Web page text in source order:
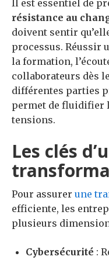
Il est essentiel de
résistance au
doivent sentir
processus. Réussir
la formation,
collaborateurs dès
différentes parties
permet de fluidifier
tensions.
Les clés
Pour assurer une
efficiente, les
plusieurs
Cybersécurité :